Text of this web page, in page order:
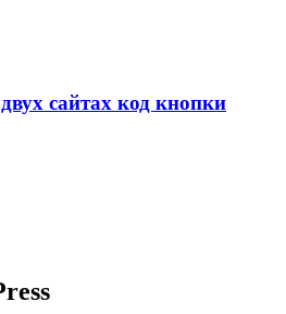
сайтах код кнопки